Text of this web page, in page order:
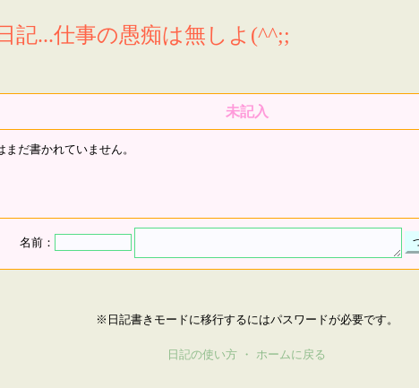
記...仕事の愚痴は無しよ(^^;;
未記入
まだ書かれていません。
名前：
※日記書きモードに移行するにはパスワードが必要です。
日記の使い方 ・ ホームに戻る